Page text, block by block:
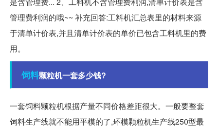
管理费利润的哦~~ 补充回答:工料机汇总表里的材料来源
于清单计价表,并且清单计价表的单价已包含工料机里的费
用。
饲料颗粒机一套多少钱?
一套饲料颗粒机根据产量不同价格差距很大。一般要整套
饲料生产线就不能用平模的了,环模颗粒机生产线250型最